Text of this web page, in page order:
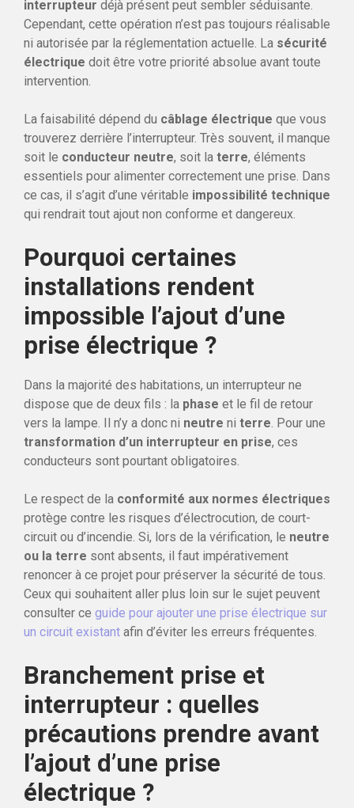
interrupteur déjà présent peut sembler séduisante.
Cependant, cette opération n’est pas toujours réalisable
ni autorisée par la réglementation actuelle. La sécurité
électrique doit être votre priorité absolue avant toute
intervention.
La faisabilité dépend du câblage électrique que vous
trouverez derrière l’interrupteur. Très souvent, il manque
soit le conducteur neutre, soit la terre, éléments
essentiels pour alimenter correctement une prise. Dans
ce cas, il s’agit d’une véritable impossibilité technique
qui rendrait tout ajout non conforme et dangereux.
Pourquoi certaines
installations rendent
impossible l’ajout d’une
prise électrique ?
Dans la majorité des habitations, un interrupteur ne
dispose que de deux fils : la phase et le fil de retour
vers la lampe. Il n’y a donc ni neutre ni terre. Pour une
transformation d’un interrupteur en prise, ces
conducteurs sont pourtant obligatoires.
Le respect de la conformité aux normes électriques
protège contre les risques d’électrocution, de court-
circuit ou d’incendie. Si, lors de la vérification, le neutre
ou la terre sont absents, il faut impérativement
renoncer à ce projet pour préserver la sécurité de tous.
Ceux qui souhaitent aller plus loin sur le sujet peuvent
consulter ce guide pour ajouter une prise électrique sur
un circuit existant afin d’éviter les erreurs fréquentes.
Branchement prise et
interrupteur : quelles
précautions prendre avant
l’ajout d’une prise
électrique ?